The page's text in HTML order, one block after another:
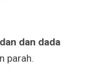
dan dada
parah.